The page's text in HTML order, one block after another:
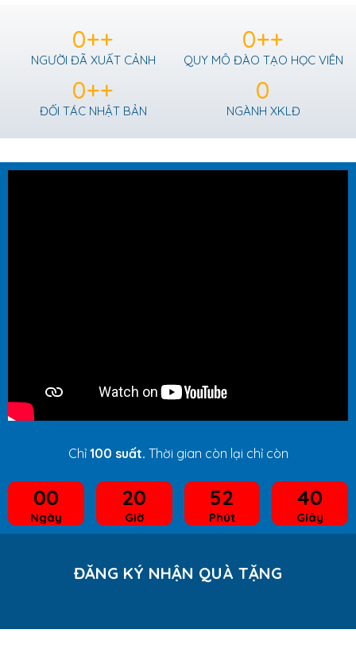
0++
NGƯỜI ĐÃ XUẤT CẢNH
0++
QUY MÔ ĐÀO TẠO HỌC VIÊN
0++
ĐỐI TÁC NHẬT BẢN
0
NGÀNH XKLĐ
Chỉ 100 suất. Thời gian còn lại chỉ còn
00
Ngày
20
Giờ
52
Phút
40
Giây
ĐĂNG KÝ NHẬN QUÀ TẶNG